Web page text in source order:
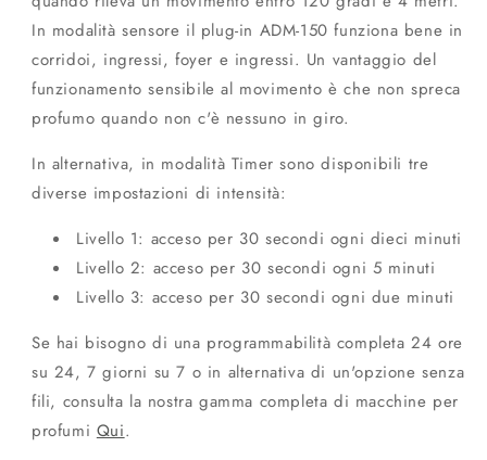
In modalità sensore il plug-in ADM-150 funziona bene in
corridoi, ingressi, foyer e ingressi. Un vantaggio del
funzionamento sensibile al movimento è che non spreca
profumo quando non c'è nessuno in giro.
In alternativa, in modalità Timer sono disponibili tre
diverse impostazioni di intensità:
Livello 1: acceso per 30 secondi ogni dieci minuti
Livello 2: acceso per 30 secondi ogni 5 minuti
Livello 3: acceso per 30 secondi ogni due minuti
Se hai bisogno di una programmabilità completa 24 ore
su 24, 7 giorni su 7 o in alternativa di un'opzione senza
fili, consulta la nostra gamma completa di macchine per
profumi Qui.